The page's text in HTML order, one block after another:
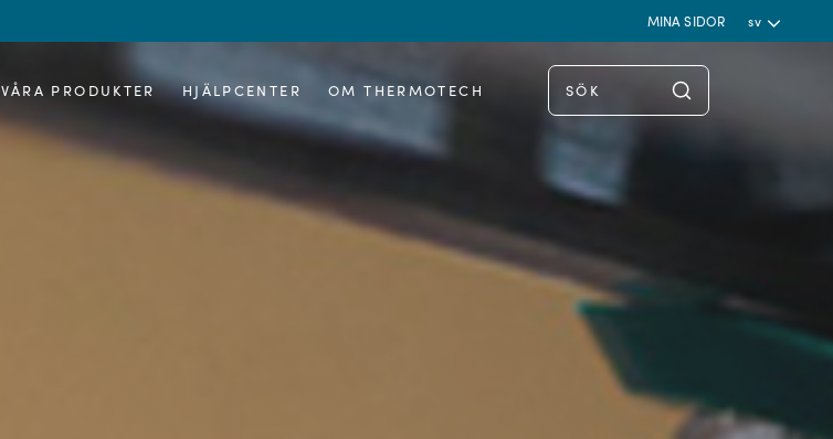
MINA SIDOR sv
VÅRA PRODUKTER HJÄLPCENTER OM THERMOTECH